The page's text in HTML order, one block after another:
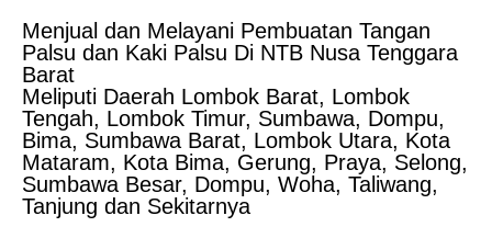
Menjual dan Melayani Pembuatan Tangan
Palsu dan Kaki Palsu Di NTB Nusa Tenggara
Barat
Meliputi Daerah Lombok Barat, Lombok
Tengah, Lombok Timur, Sumbawa, Dompu,
Bima, Sumbawa Barat, Lombok Utara, Kota
Mataram, Kota Bima, Gerung, Praya, Selong,
Sumbawa Besar, Dompu, Woha, Taliwang,
Tanjung dan Sekitarnya